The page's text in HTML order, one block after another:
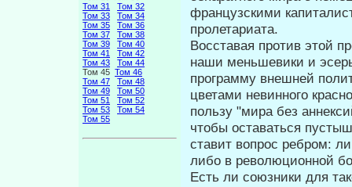
Том 31
Том 32
Том 33
Том 34
Том 35
Том 36
Том 37
Том 38
Том 39
Том 40
Том 41
Том 42
Том 43
Том 44
Том 45 Том 46
Том 47
Том 48
Том 49
Том 50
Том 51
Том 52
Том 53
Том 54
Том 55
французскими
пролетариата.
Восставая против этой
наши меньшевики и
программу внешней
цветами невинного
пользу "мира без
чтобы оставаться
ставит вопрос ребром:
либо в революционной
Есть ли союзники для